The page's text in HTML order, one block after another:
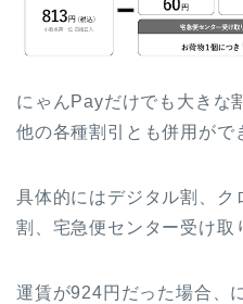
にゃんPayだけでも大きな
他の各種割引とも併用がで
具体的にはデジタル割、ク
割、宅急便センター受け取
運賃が924円だった場合、